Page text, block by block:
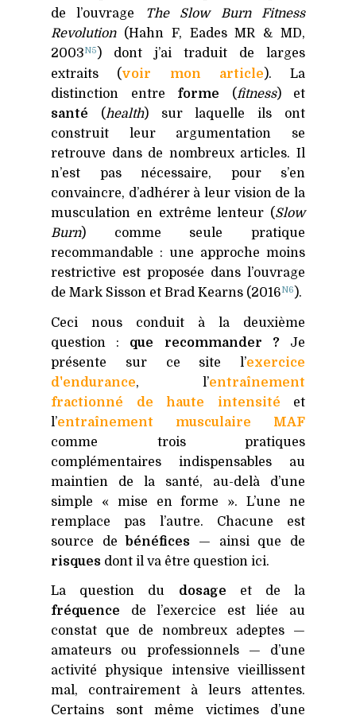
de l’ouvrage
The Slow Burn Fitness
Revolution(Hahn F, EadesMR & MD,
2003N5 ) dont j’ai traduit de larges
extraits (voir mon article ). La
distinction entre forme (fitness) et
santé (health) sur laquelle ils ont
construit leur argumentation se
retrouve dans de nombreux articles. Il
n’est pas nécessaire, pour s’en
convaincre, d’adhérer à leur vision de la
musculation en extrême lenteur (Slow
Burn) comme seule pratique
recommandable : une approche moins
restrictive est proposée dans l’ouvrage
de Mark Sisson et Brad Kearns (2016N6 ).
Ceci nous conduit à la deuxième
question : que recommander ?Je
présente sur ce site l’exercice
d'endurance, l’entraînement
fractionné de haute intensité et
l’entraînement musculaire MAF
comme trois pratiques
complémentaires indispensables au
maintien de la santé, au-delà d’une
simple « mise en forme ». L’une ne
remplace pas l’autre. Chacune est
source de bénéfices — ainsi que de
risques dont il va être question ici.
La question du dosage et de la
fréquence de l’exercice est liée au
constat que de nombreux adeptes —
amateurs ou professionnels — d’une
activité physique intensive vieillissent
mal, contrairement à leurs attentes.
Certains sont même victimes d’une